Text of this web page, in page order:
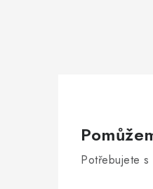
Potřebujete s